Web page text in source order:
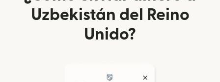
Uzbekistán del Reino
Unido?